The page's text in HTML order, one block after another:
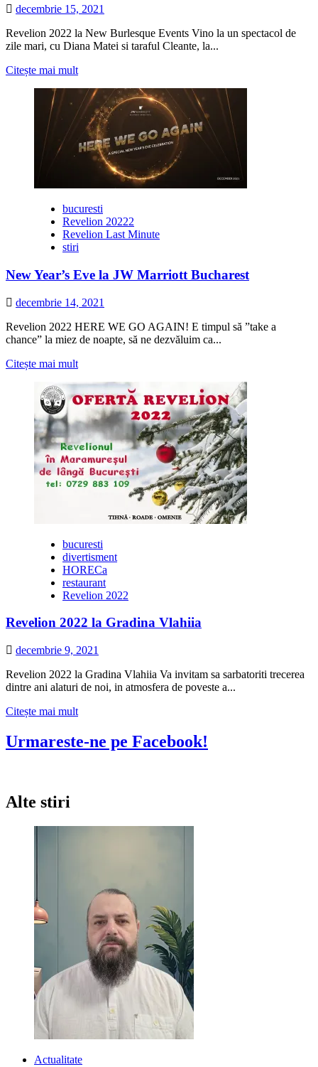
decembrie 15, 2021
Revelion 2022 la New Burlesque Events Vino la un spectacol de
zile mari, cu Diana Matei si taraful Cleante, la...
Citește mai multCitește
multe
despre
Revelion
2022
la
New
Burlesque
bucuresti
Revelion 20222
Revelion Last Minute
stiri
New Year’s Eve la JW Marriott Bucharest
decembrie 14, 2021
Revelion 2022 HERE WE GO AGAIN! E timpul să ”take a
chance” la miez de noapte, să ne dezvăluim ca...
Citește mai multCitește
multe
despre
New
Year’s
Eve
la
JW
Marriott
Bucharest
bucuresti
divertisment
HORECa
restaurant
Revelion 2022
Revelion 2022 la Gradina Vlahiia
decembrie 9, 2021
Revelion 2022 la Gradina Vlahiia Va invitam sa sarbatoriti trecerea
dintre ani alaturi de noi, in atmosfera de poveste a...
Citește mai multCitește
despre
Urmareste-ne pe Facebook!
Alte stiri
Actualitate